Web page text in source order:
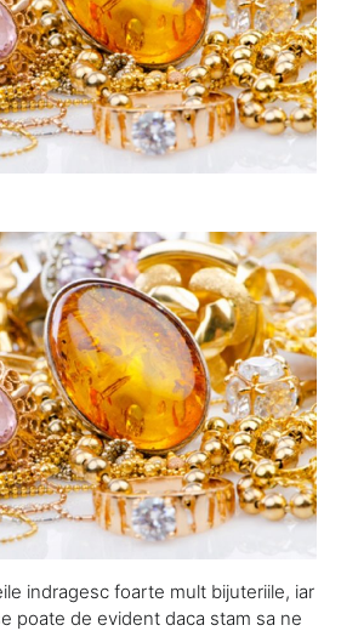
indragesc foarte mult bijuteriile, iar
poate de evident daca stam sa ne